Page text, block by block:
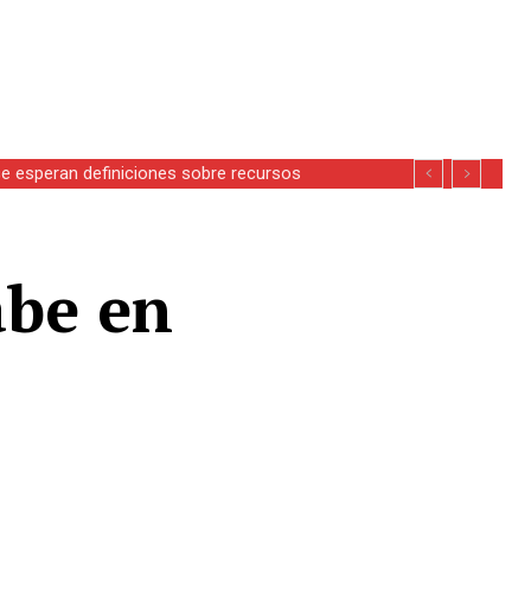
esperan definiciones sobre recursos
en